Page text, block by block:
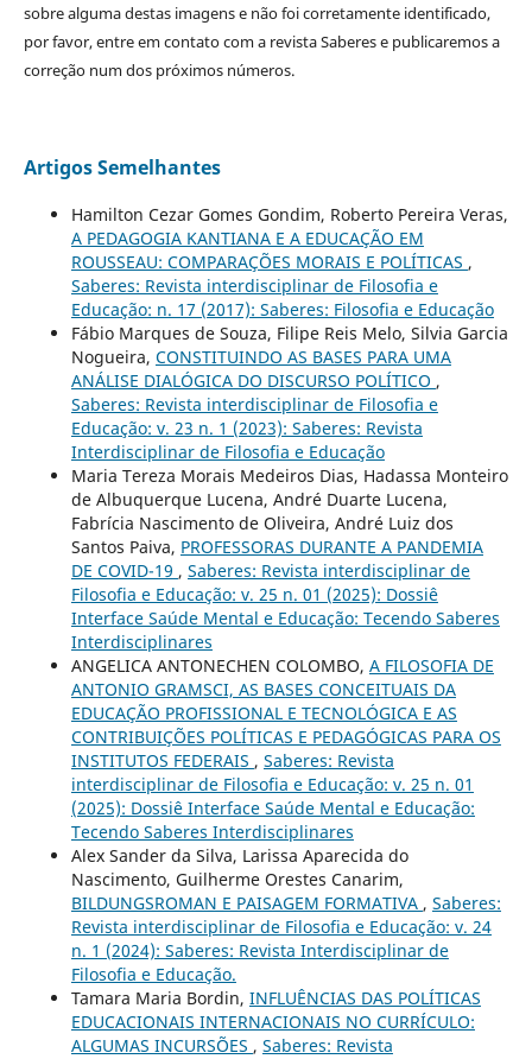
sobre alguma destas imagens e não foi corretamente identificado,
por favor, entre em contato com a revista Saberes e publicaremos a
correção num dos próximos números.
Artigos Semelhantes
Hamilton Cezar Gomes Gondim, Roberto Pereira Veras,
A PEDAGOGIA KANTIANA E A EDUCAÇÃO EM
ROUSSEAU: COMPARAÇÕES MORAIS E POLÍTICAS ,
Saberes: Revista interdisciplinar de Filosofia e
Educação: n. 17 (2017): Saberes: Filosofia e Educação
Fábio Marques de Souza, Filipe Reis Melo, Silvia Garcia
Nogueira, CONSTITUINDO AS BASES PARA UMA
ANÁLISE DIALÓGICA DO DISCURSO POLÍTICO ,
Saberes: Revista interdisciplinar de Filosofia e
Educação: v. 23 n. 1 (2023): Saberes: Revista
Interdisciplinar de Filosofia e Educação
Maria Tereza Morais Medeiros Dias, Hadassa Monteiro
de Albuquerque Lucena, André Duarte Lucena,
Fabrícia Nascimento de Oliveira, André Luiz dos
Santos Paiva, PROFESSORAS DURANTE A PANDEMIA
DE COVID-19 , Saberes: Revista interdisciplinar de
Filosofia e Educação: v. 25 n. 01 (2025): Dossiê
Interface Saúde Mental e Educação: Tecendo Saberes
Interdisciplinares
ANGELICA ANTONECHEN COLOMBO, A FILOSOFIA DE
ANTONIO GRAMSCI, AS BASES CONCEITUAIS DA
EDUCAÇÃO PROFISSIONAL E TECNOLÓGICA E AS
CONTRIBUIÇÕES POLÍTICAS E PEDAGÓGICAS PARA OS
INSTITUTOS FEDERAIS , Saberes: Revista
interdisciplinar de Filosofia e Educação: v. 25 n. 01
(2025): Dossiê Interface Saúde Mental e Educação:
Tecendo Saberes Interdisciplinares
Alex Sander da Silva, Larissa Aparecida do
Nascimento, Guilherme Orestes Canarim,
BILDUNGSROMAN E PAISAGEM FORMATIVA , Saberes:
Revista interdisciplinar de Filosofia e Educação: v. 24
n. 1 (2024): Saberes: Revista Interdisciplinar de
Filosofia e Educação.
Tamara Maria Bordin, INFLUÊNCIAS DAS POLÍTICAS
EDUCACIONAIS INTERNACIONAIS NO CURRÍCULO:
ALGUMAS INCURSÕES , Saberes: Revista